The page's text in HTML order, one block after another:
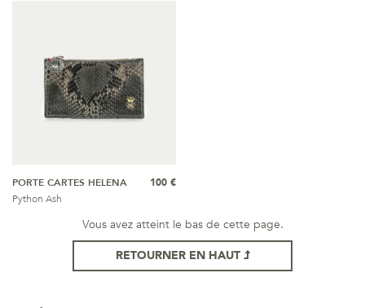
PORTE CARTES HELENA
Python Ash
100 €
Vous avez atteint le bas de cette page.
RETOURNER EN HAUT